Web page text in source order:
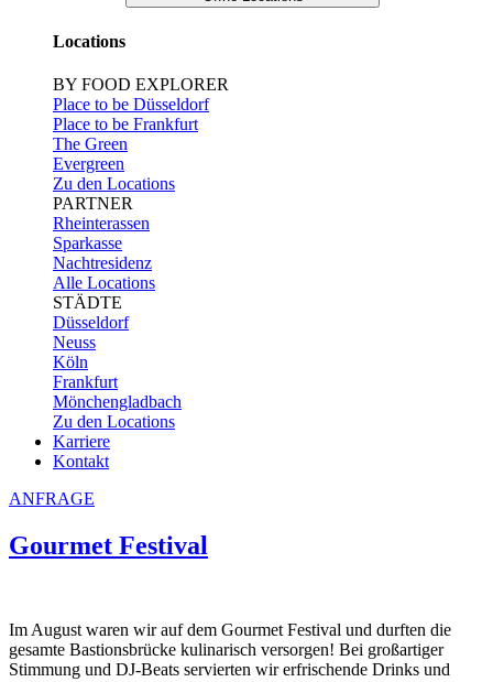
Locations
BY FOOD EXPLORER
Place to be Düsseldorf
Place to be Frankfurt
The Green
Evergreen
Zu den Locations
PARTNER
Rheinterassen
Sparkasse
Nachtresidenz
Alle Locations
STÄDTE
Düsseldorf
Neuss
Köln
Frankfurt
Mönchengladbach
Zu den Locations
Karriere
Kontakt
ANFRAGE
Gourmet Festival
Im August waren wir auf dem Gourmet Festival und durften die
gesamte Bastionsbrücke kulinarisch versorgen! Bei großartiger
Stimmung und DJ-Beats servierten wir erfrischende Drinks und